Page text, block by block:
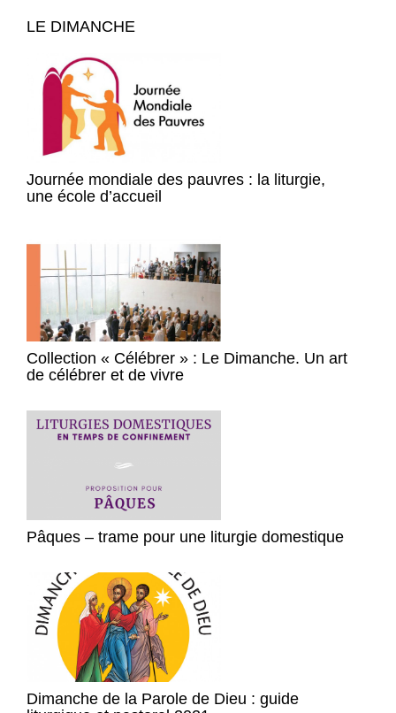
LE DIMANCHE
Journée mondiale des pauvres : la liturgie,
une école d’accueil
Collection « Célébrer » : Le Dimanche. Un art
de célébrer et de vivre
Pâques – trame pour une liturgie domestique
Dimanche de la Parole de Dieu : guide